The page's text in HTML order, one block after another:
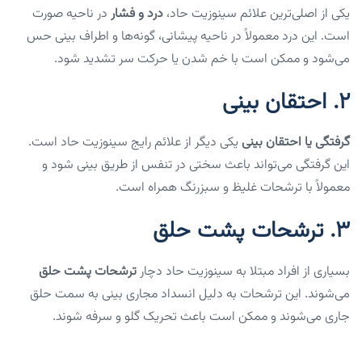
یکی از اصلی‌ترین علائم سینوزیت حاد، درد و فشار در ناحیه صورت
است. این درد معمولاً در ناحیه پیشانی، گونه‌ها و اطراف بینی حس
می‌شود و ممکن است با خم شدن یا حرکت سر تشدید شود.
2. احتقان بینی
گرفتگی یا احتقان بینی یکی دیگر از علائم رایج سینوزیت حاد است.
این گرفتگی می‌تواند باعث سختی در تنفس از طریق بینی شود و
معمولاً با ترشحات غلیظ و سبزرنگ همراه است.
3. ترشحات پشت حلق
بسیاری از افراد مبتلا به سینوزیت حاد دچار ترشحات پشت حلق
می‌شوند. این ترشحات به دلیل انسداد مجاری بینی به سمت حلق
جاری می‌شوند و ممکن است باعث تحریک گلو و سرفه شوند.